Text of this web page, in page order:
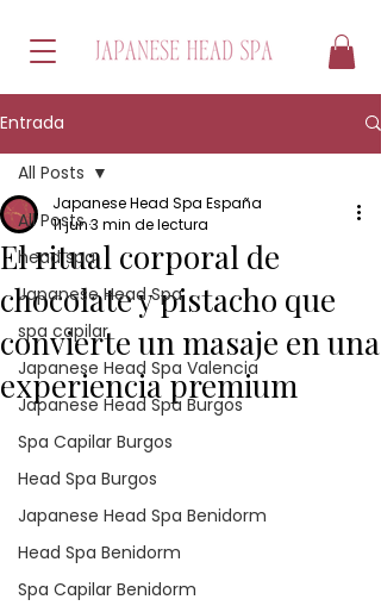
Entrada
All Posts
head spa
Japanese Head Spa
spa capilar
Japanese Head Spa Valencia
Japanese Head Spa Burgos
Spa Capilar Burgos
Head Spa Burgos
Japanese Head Spa Benidorm
Head Spa Benidorm
Spa Capilar Benidorm
All Posts
El ritual corporal de
chocolate y pistacho que
convierte un masaje en una
experiencia premium
Japanese Head Spa España
11 jun3 min de lectura